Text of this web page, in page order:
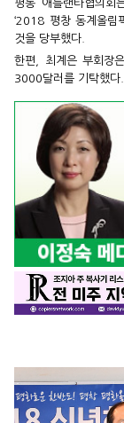
평통 애틀랜타협의
‘2018 평창 동계올림
것을 당부했다.
한편, 최계은 부회장
3000달러를 기탁했다.